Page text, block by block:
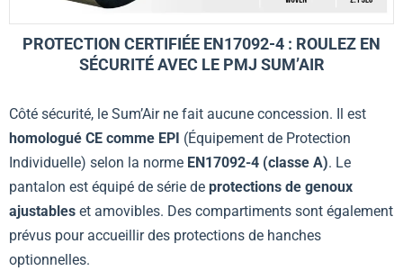
PROTECTION CERTIFIÉE EN17092-4 : ROULEZ EN
SÉCURITÉ AVEC LE PMJ SUM’AIR
Côté sécurité, le Sum’Air ne fait aucune concession. Il est
homologué CE comme EPI (Équipement de Protection
Individuelle) selon la norme EN17092-4 (classe A). Le
pantalon est équipé de série de protections de genoux
ajustables et amovibles. Des compartiments sont également
prévus pour accueillir des protections de hanches
optionnelles.